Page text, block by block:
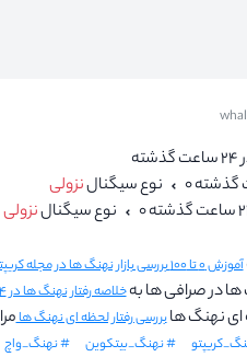
نوع سیگنالنزولی
نوع سیگنالنزولی
آموزش ۰ تا ۱۰۰ بررسی بازار نهنگ ها در مجله کریپتو نااریب
ها در صرافی ها بهخلاصه رفتار نهنگ ها در ۲۴ ساعت گذشته
ای نهنگ هابررسی رفتار لحظه ای نهنگ ها
# نهنگ_بیتکوین # نهنگ_واچ